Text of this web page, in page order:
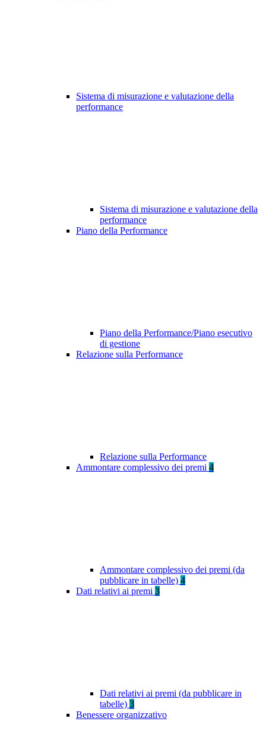
Sistema di misurazione e valutazione della
performance
Sistema di misurazione e valutazione della
performance
Piano della Performance
Piano della Performance/Piano esecutivo
di gestione
Relazione sulla Performance
Relazione sulla Performance
Ammontare complessivo dei premi 4
Ammontare complessivo dei premi (da
pubblicare in tabelle) 4
Dati relativi ai premi 3
Dati relativi ai premi (da pubblicare in
tabelle) 3
Benessere organizzativo